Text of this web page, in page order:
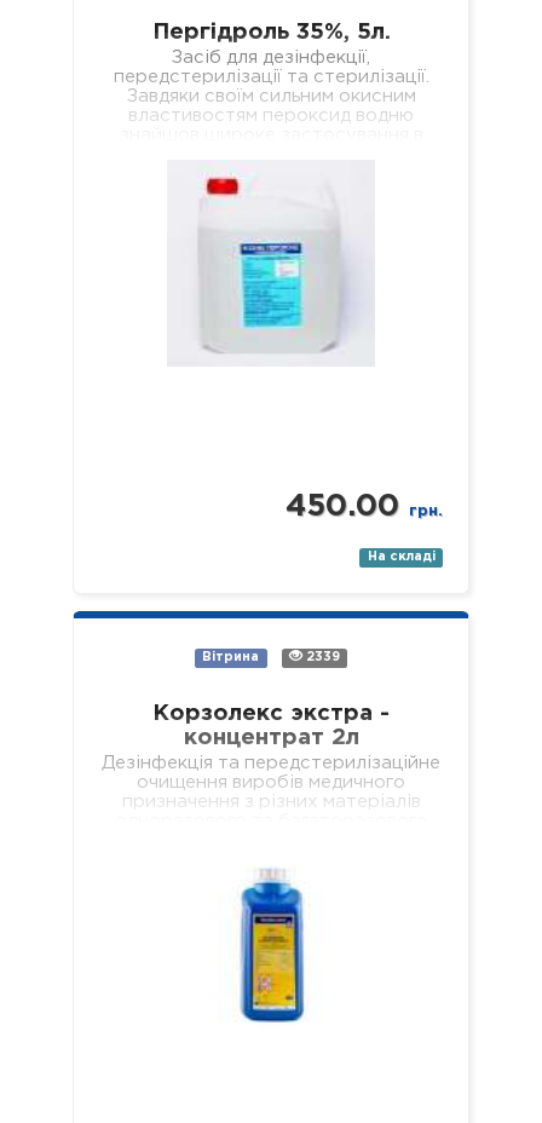
Пергідроль 35%, 5л.
Засіб для дезінфекції,
передстерилізації та стерилізації.
Завдяки своїм сильним окисним
властивостям пероксид водню
використовується, наприклад, як…
450.00 грн.
На складі
Вітрина 2339
Корзолекс экстра -
концентрат 2л
Дезінфекція та передстерилізаційне
очищення виробів медичного
призначення з різних матеріалів
стоматологічні (в т.ч. ендодонтичні
та обертові з…